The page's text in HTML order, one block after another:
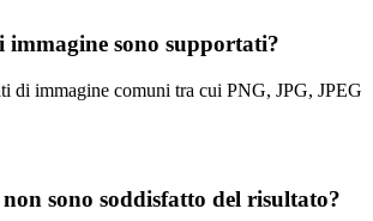
sono supportati?
di immagine comuni tra cui PNG, JPG, JPEG
non sono soddisfatto del risultato?